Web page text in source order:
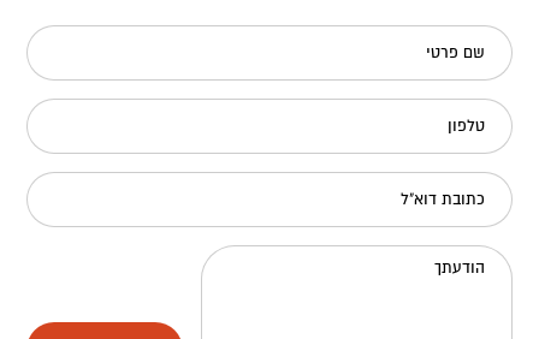
שם פרטי
טלפון
כתובת דוא"ל
הודעתך